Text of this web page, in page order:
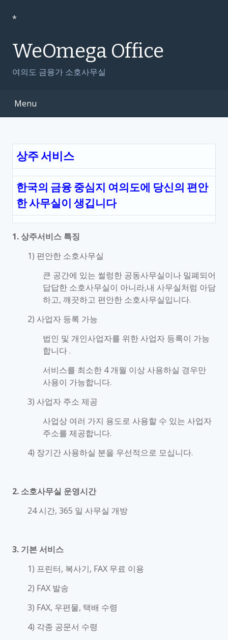
t
*
WeOmega Office
여의도 금융가 소호사무실
Menu
상주 서비스
한국의 금융 중심지 여의도에 당신의 편안
한 사무실이 생깁니다
1. 상주서비스 특징
1) 편안한 소호사무실
큰 공간에 있는 썰렁한 공동사무실이나 밀폐되어
답답한 소호사무실이 아니라,내 사무실처럼 아담
하고, 깨끗하고 편안한 소호사무실입니다.
2) 사업자 등록 가능
법인 및 개인사업자를 위한 사업자 등록이 가능
합니다 .
서비스를 최소한 4 개월 이상 사용하실 경우만
사용이 가능합니다.
3) 사업자 주소 제공
사업상 여러 가지 용도로 사용할 수 있는 사업자
주소를 제공합니다.
4) 장기간 사용하실 분을 우선적으로 모십니다.
2. 소호사무실 운영시간
24 시간, 365 일 사무실 개방
3. 기본 서비스
1) 프린터, 복사기, FAX 무료 이용
2) FAX 발송
3) FAX, 우편물, 택배 수령
4) 각종 공문서 수령